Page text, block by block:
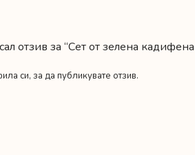
отзив за “Сет от зелена кадифена
си, за да публикувате отзив.